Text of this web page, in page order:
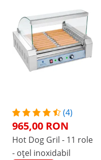
(4)
965,00 RON
Hot Dog Gril - 11 role
- oțel inoxidabil